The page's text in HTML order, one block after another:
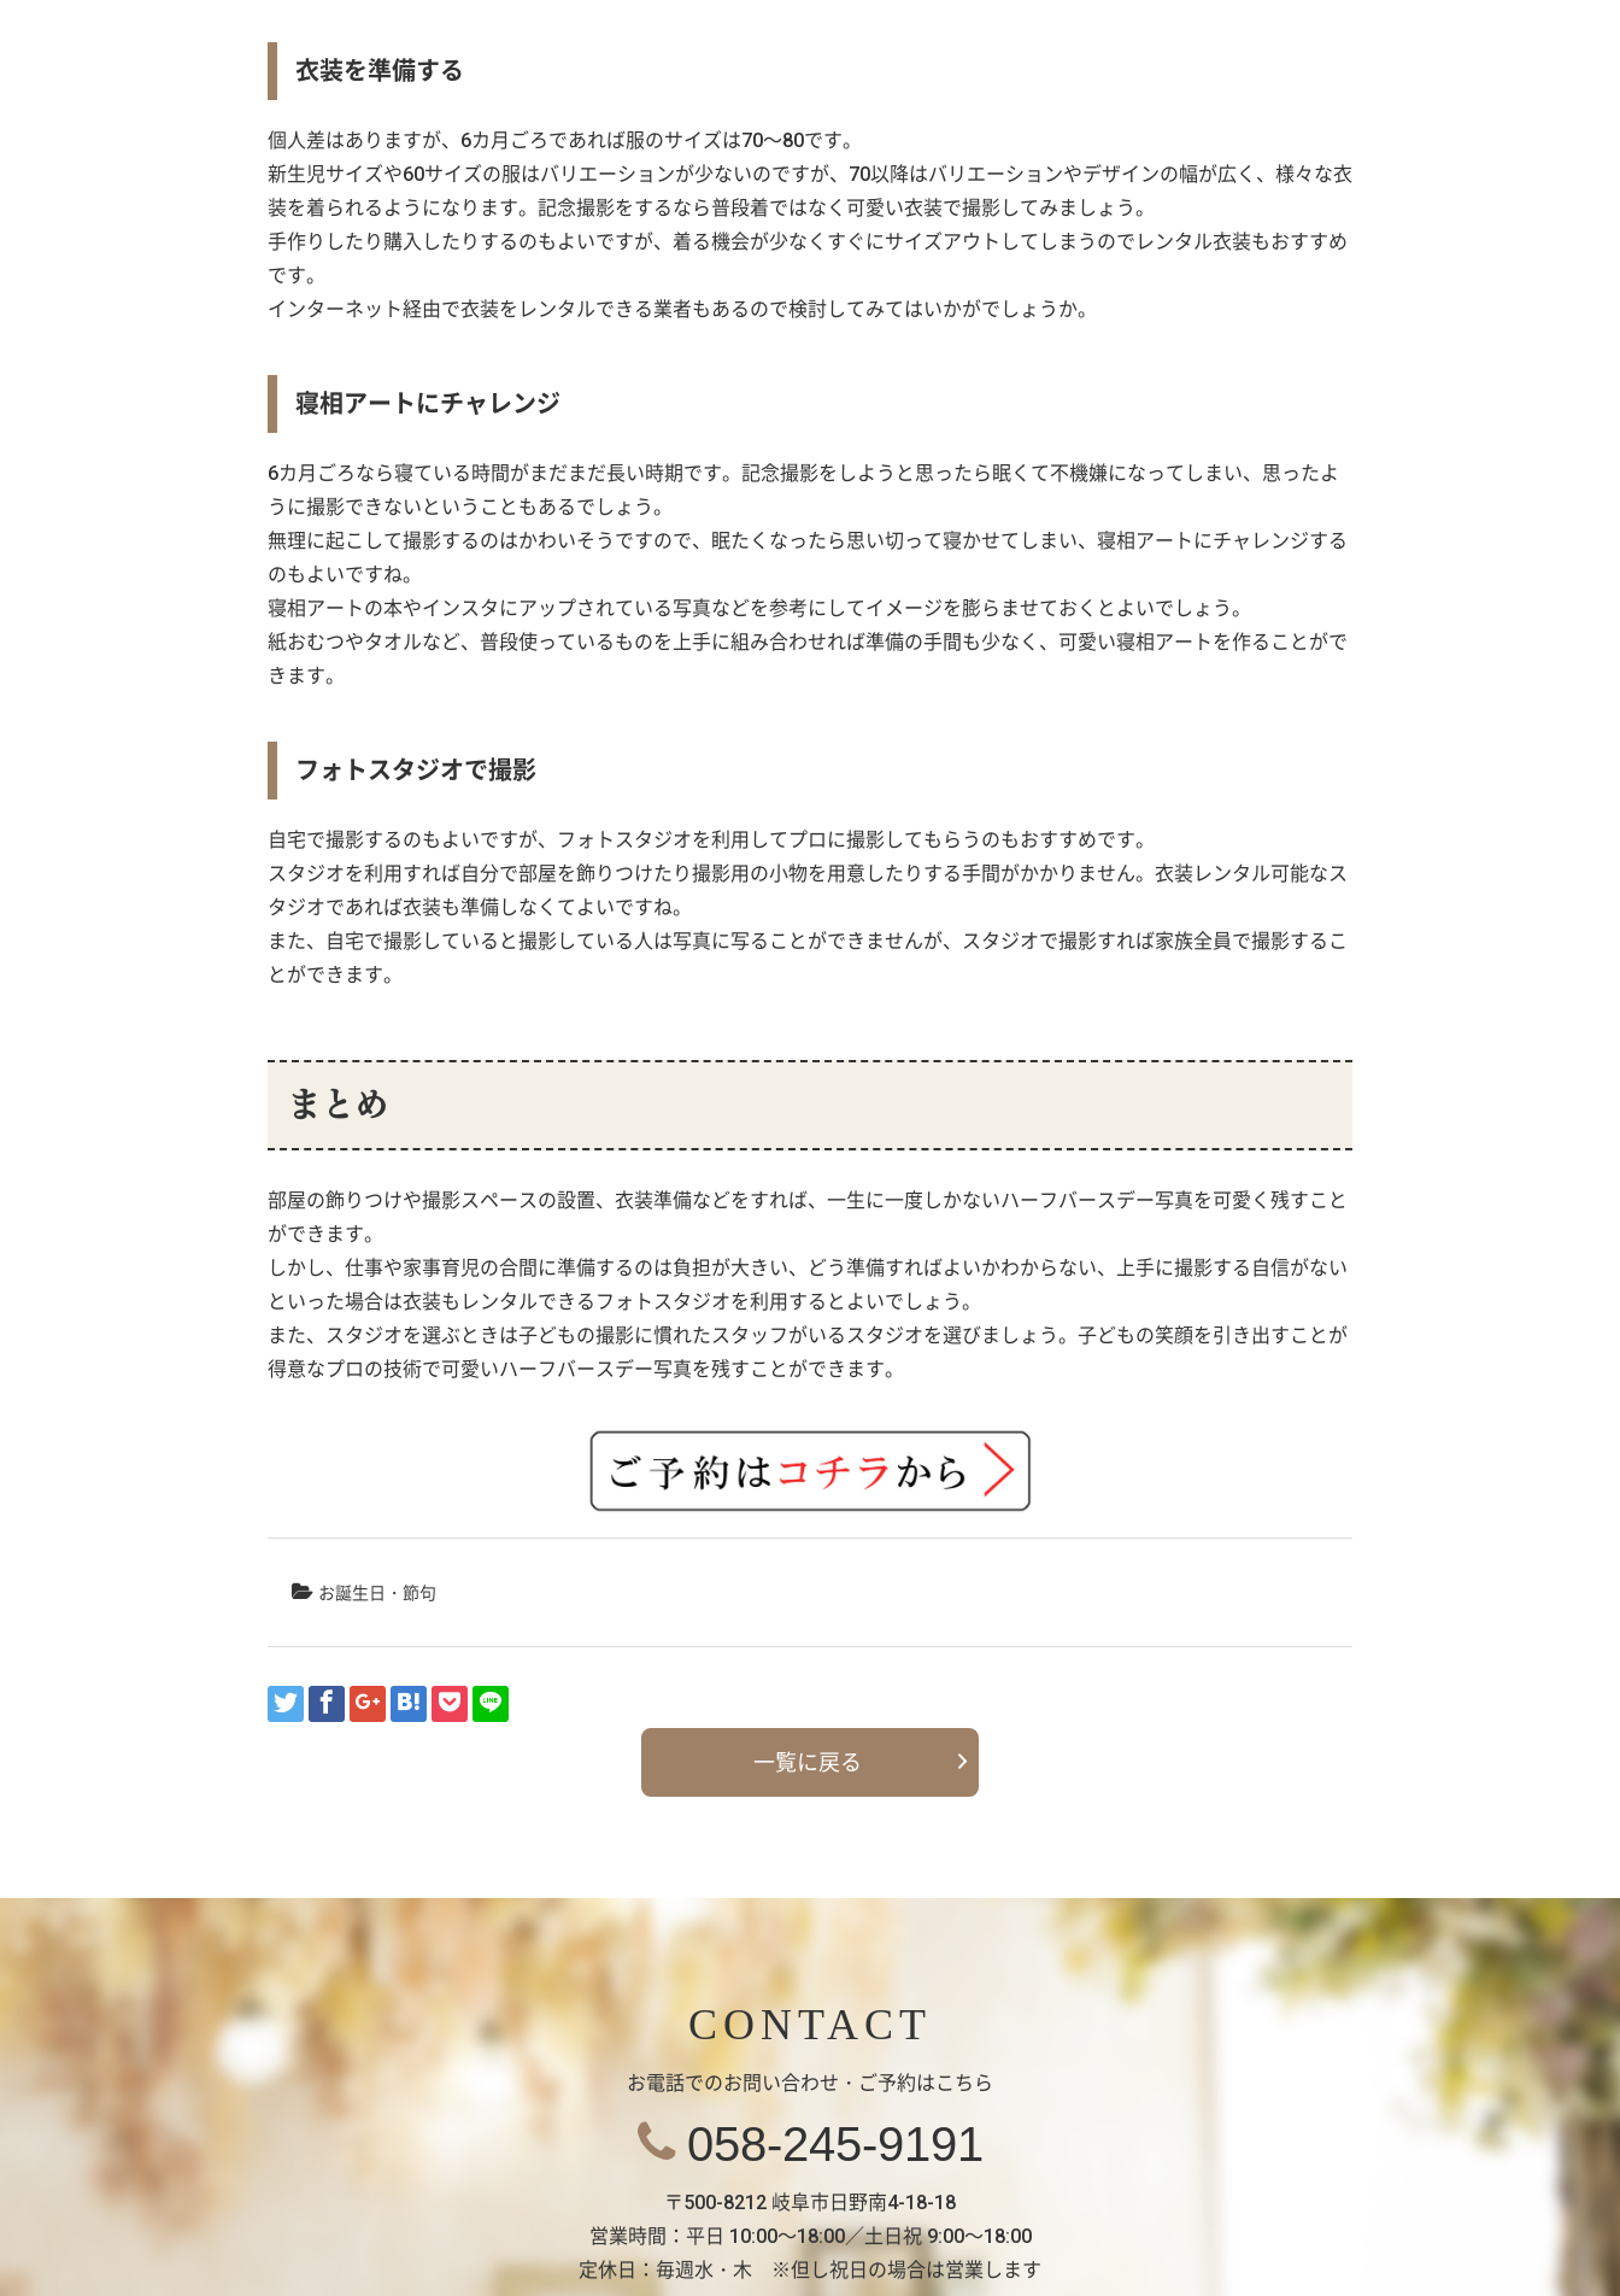
衣装を準備する
個人差はありますが、6カ月ごろであれば服のサイズは70～80です。
新生児サイズや60サイズの服はバリエーションが少ないのですが、70以降はバリエーションやデザインの幅が広く、様々な衣
装を着られるようになります。記念撮影をするなら普段着ではなく可愛い衣装で撮影してみましょう。
手作りしたり購入したりするのもよいですが、着る機会が少なくすぐにサイズアウトしてしまうのでレンタル衣装もおすすめ
です。
インターネット経由で衣装をレンタルできる業者もあるので検討してみてはいかがでしょうか。
寝相アートにチャレンジ
6カ月ごろなら寝ている時間がまだまだ長い時期です。記念撮影をしようと思ったら眠くて不機嫌になってしまい、思ったよ
うに撮影できないということもあるでしょう。
無理に起こして撮影するのはかわいそうですので、眠たくなったら思い切って寝かせてしまい、寝相アートにチャレンジする
のもよいですね。
寝相アートの本やインスタにアップされている写真などを参考にしてイメージを膨らませておくとよいでしょう。
紙おむつやタオルなど、普段使っているものを上手に組み合わせれば準備の手間も少なく、可愛い寝相アートを作ることがで
きます。
フォトスタジオで撮影
自宅で撮影するのもよいですが、フォトスタジオを利用してプロに撮影してもらうのもおすすめです。
スタジオを利用すれば自分で部屋を飾りつけたり撮影用の小物を用意したりする手間がかかりません。衣装レンタル可能なス
タジオであれば衣装も準備しなくてよいですね。
また、自宅で撮影していると撮影している人は写真に写ることができませんが、スタジオで撮影すれば家族全員で撮影するこ
とができます。
まとめ
部屋の飾りつけや撮影スペースの設置、衣装準備などをすれば、一生に一度しかないハーフバースデー写真を可愛く残すこと
ができます。
しかし、仕事や家事育児の合間に準備するのは負担が大きい、どう準備すればよいかわからない、上手に撮影する自信がない
といった場合は衣装もレンタルできるフォトスタジオを利用するとよいでしょう。
また、スタジオを選ぶときは子どもの撮影に慣れたスタッフがいるスタジオを選びましょう。子どもの笑顔を引き出すことが
得意なプロの技術で可愛いハーフバースデー写真を残すことができます。
お誕生日・節句
一覧に戻る
CONTACT
お電話でのお問い合わせ・ご予約はこちら
058-245-9191
〒500-8212 岐阜市日野南4-18-18
営業時間：平日 10:00～18:00／土日祝 9:00～18:00
定休日：毎週水・木 ※但し祝日の場合は営業します